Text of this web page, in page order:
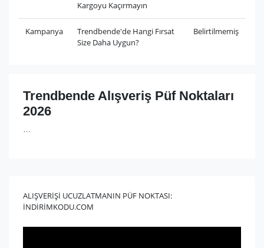
Kargoyu Kaçırmayın
Kampanya
Trendbende'de Hangi Fırsat
Size Daha Uygun?
Belirtilmemiş
Trendbende Alışveriş Püf Noktaları
2026
…
ALIŞVERİŞİ UCUZLATMANIN PÜF NOKTASI:
İNDİRİMKODU.COM